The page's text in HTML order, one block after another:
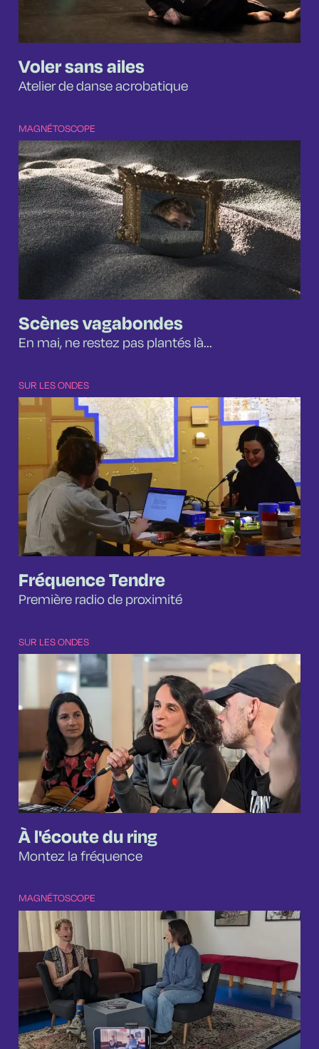
Voler sans ailes
Atelier de danse acrobatique
MAGNÉTOSCOPE
Scènes vagabondes
En mai, ne restez pas plantés là...
SUR LES ONDES
Fréquence Tendre
Première radio de proximité
SUR LES ONDES
À l'écoute du ring
Montez la fréquence
MAGNÉTOSCOPE